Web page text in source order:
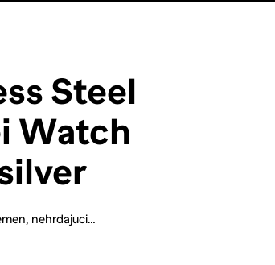
Steel
Watch
nehrdajuci…